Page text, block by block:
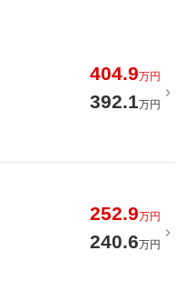
404.9万円
392.1万円
252.9万円
240.6万円